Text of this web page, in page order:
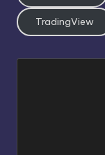
TradingView